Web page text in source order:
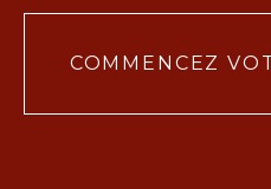
COMMENCEZ